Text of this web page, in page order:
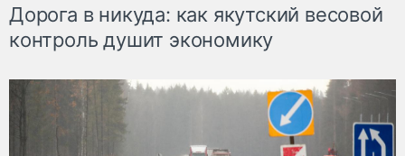
Дорога в никуда: как якутский весовой
контроль душит экономику